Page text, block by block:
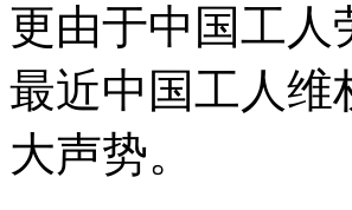
更由于中国工人
最近中国工人维
大声势。